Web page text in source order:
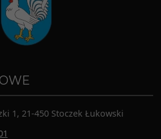
1, 21-450 Stoczek Łukowski